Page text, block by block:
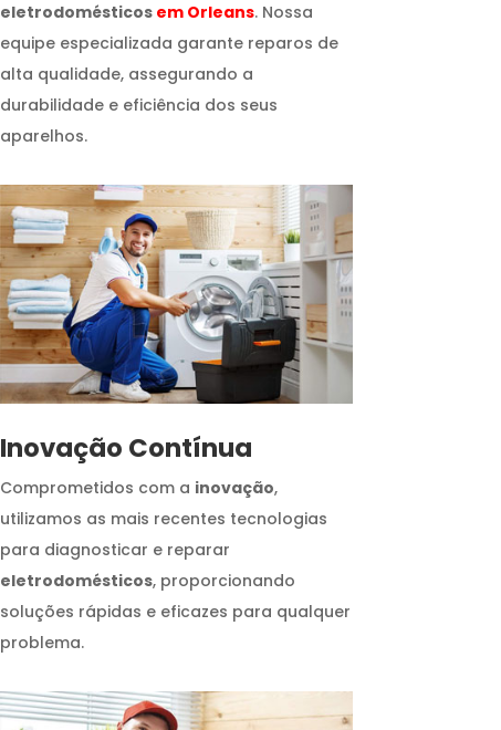
eletrodomésticos em Orleans. Nossa
equipe especializada garante reparos de
alta qualidade, assegurando a
durabilidade e eficiência dos seus
aparelhos.
Inovação Contínua
Comprometidos com a inovação,
utilizamos as mais recentes tecnologias
para diagnosticar e reparar
eletrodomésticos, proporcionando
soluções rápidas e eficazes para qualquer
problema.